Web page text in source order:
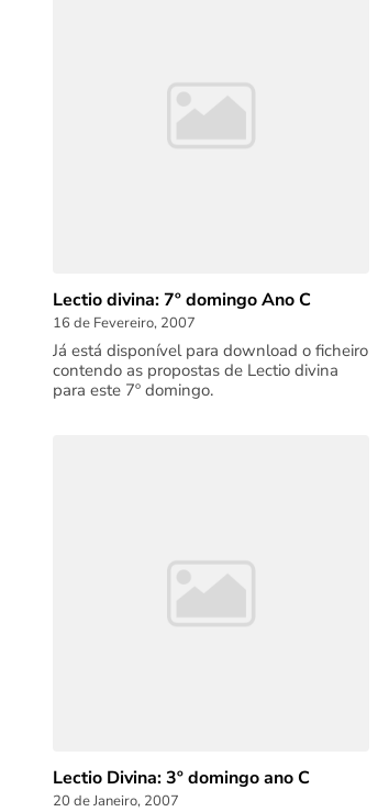
Lectio divina: 7º domingo Ano C
16 de Fevereiro, 2007
Já está disponível para download o ficheiro
contendo as propostas de Lectio divina
para este 7º domingo.
Lectio Divina: 3º domingo ano C
20 de Janeiro, 2007